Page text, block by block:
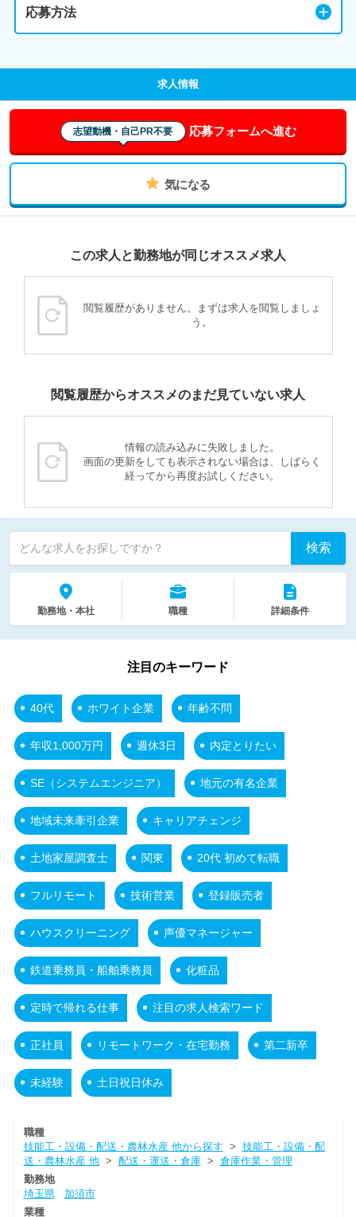
応募方法
求人情報
志望動機・自己PR不要 応募フォームへ進む
気になる
この求人と勤務地が同じオススメ求人
閲覧履歴がありません。まずは求人を閲覧しましょ
う。
閲覧履歴からオススメのまだ見ていない求人
情報の読み込みに失敗しました。
画面の更新をしても表示されない場合は、しばらく
経ってから再度お試しください。
どんな求人をお探しですか？ 検索
勤務地・本社 職種 詳細条件
注目のキーワード
40代 ホワイト企業 年齢不問
年収1,000万円 週休3日 内定とりたい
SE（システムエンジニア） 地元の有名企業
地域未来牽引企業 キャリアチェンジ
土地家屋調査士 関東 20代 初めて転職
フルリモート 技術営業 登録販売者
ハウスクリーニング 声優マネージャー
鉄道乗務員・船舶乗務員 化粧品
定時で帰れる仕事 注目の求人検索ワード
正社員 リモートワーク・在宅勤務 第二新卒
未経験 土日祝日休み
職種
技能工・設備・配送・農林水産 他から探す > 技能工・設備・配
送・農林水産 他> 配送・運送・倉庫> 倉庫作業・管理
勤務地
埼玉県
加須市
業種